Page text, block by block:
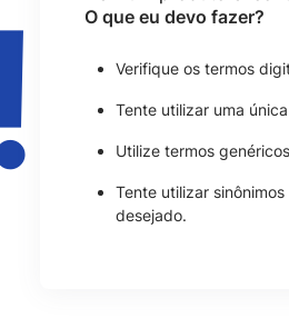
O que eu devo fazer?
Verifique os termos
Tente utilizar uma
Utilize termos
Tente utilizar
desejado.